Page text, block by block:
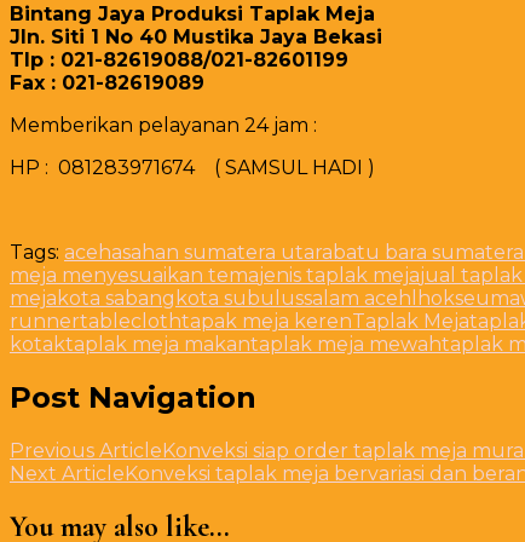
Bintang Jaya Produksi Taplak Meja
Jln. Siti 1 No 40 Mustika Jaya Bekasi
Tlp : 021-82619088/021-82601199
Fax : 021-82619089
Memberikan pelayanan 24 jam :
HP : 081283971674 ( SAMSUL HADI )
Tags: acehasahan sumatera utarabatu bara
meja menyesuaikan temajenis taplak mejajual
meja kota sabang kota subulussalam aceh
runnertableclothtapak meja kerenTaplak Meja
kotaktaplak meja makantaplak meja mewahtaplak
Post Navigation
Previous ArticleKonveksi siap order taplak meja
Next ArticleKonveksi taplak meja bervariasi dan
You may also like...